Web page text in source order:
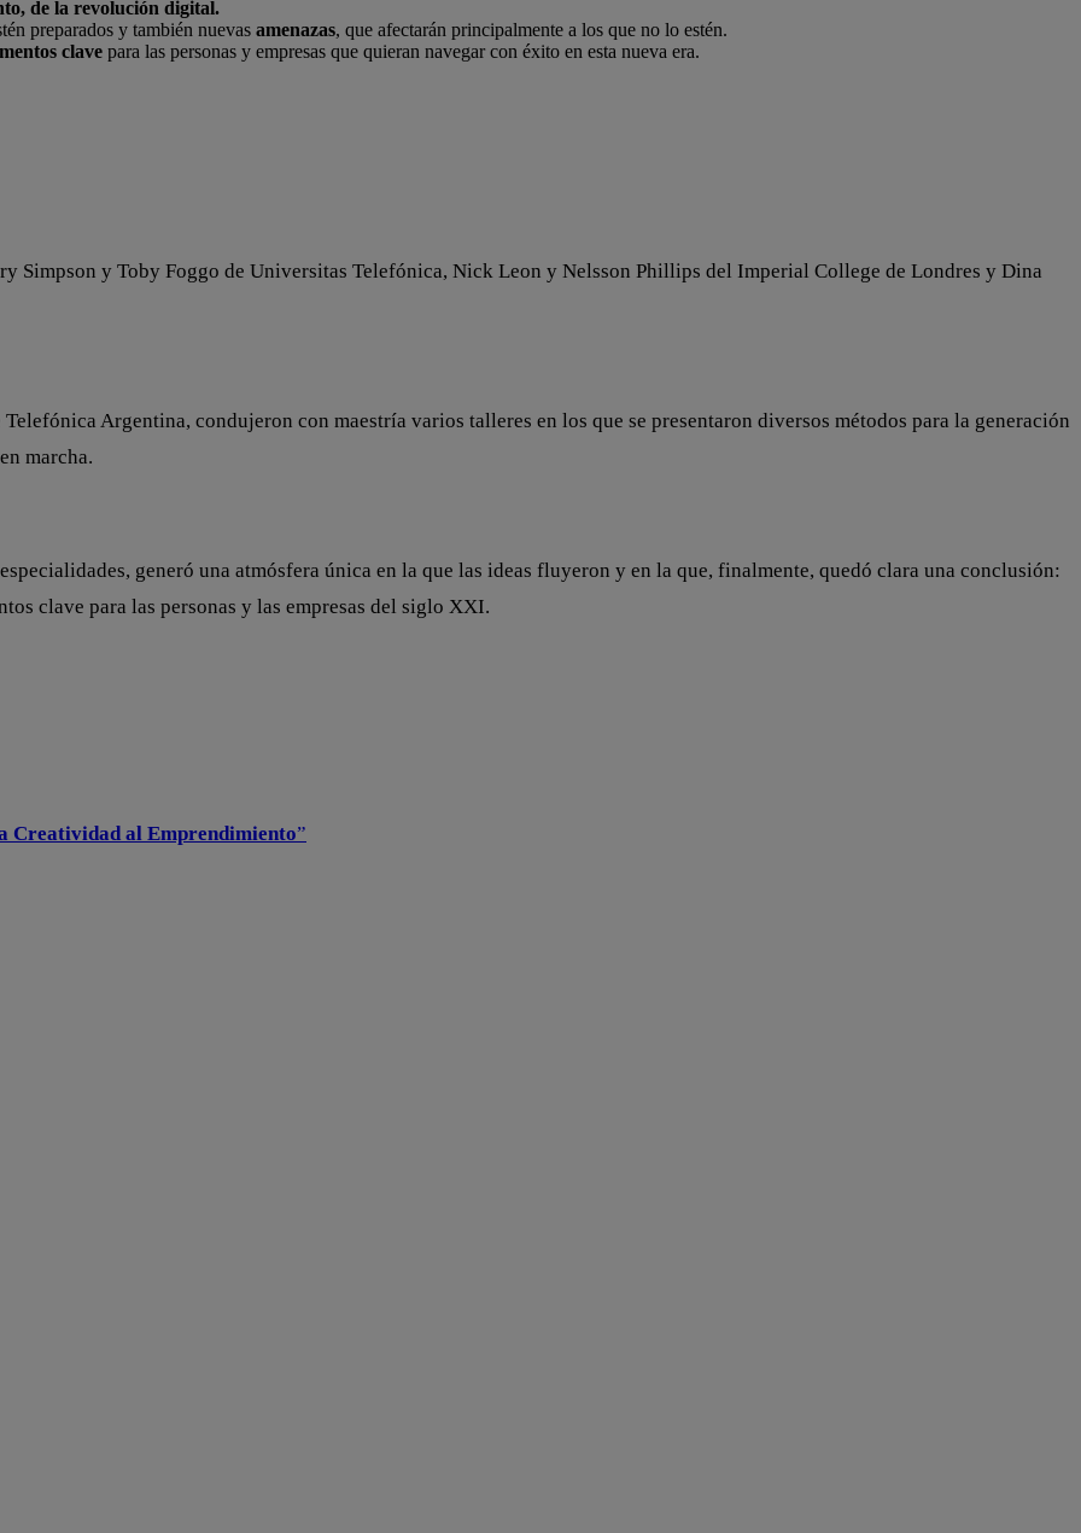
de la revolución digital.
preparados y también nuevas amenazas, que afectarán principalmente a los que no lo estén.
clave para las personas y empresas que quieran navegar con éxito en esta nueva era.
Simpson y Toby Foggo de Universitas Telefónica, Nick Leon y Nelsson Phillips del Imperial College de Londres y Dina
Argentina, condujeron con maestría varios talleres en los que se presentaron diversos métodos para la generación
marcha.
generó una atmósfera única en la que las ideas fluyeron y en la que, finalmente, quedó clara una conclusión:
clave para las personas y las empresas del siglo XXI.
Creatividad al Emprendimiento”